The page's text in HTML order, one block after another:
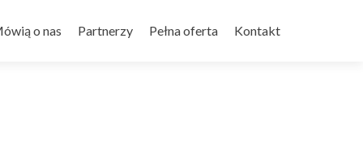
o nas Partnerzy Pełna oferta Kontakt